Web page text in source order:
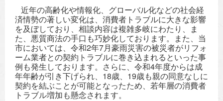
近年の高齢化や情報化、グローバル化などの社会経
済情勢の著しい変化は、消費者トラブルに大きな影響
を及ぼしており、相談内容は複雑多岐にわたり、ま
た、悪質商法の手口も巧妙化しております。また、当
市においては、令和2年7月豪雨災害の被災者がリフォ
ーム業者との契約トラブルに巻き込まれるといった事
例も発生しております。さらに、令和4年度からは成
年年齢が引き下げられ、18歳、19歳も親の同意なしに
契約を結ぶことが可能となったため、若年層の消費者
トラブル増加も懸念されます。